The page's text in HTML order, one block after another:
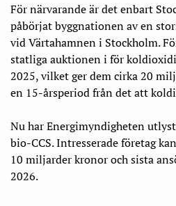
För närvarande är det enbart
påbörjat byggnationen av en
vid Värtahamnen i Stockholm.
statliga auktionen i för
2025, vilket ger dem cirka 20
en 15-årsperiod från det att
Nu har Energimyndigheten utlyst
bio-CCS. Intresserade företag
10 miljarder kronor och sista
2026.